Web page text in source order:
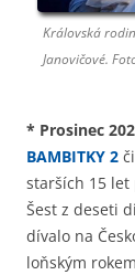
Královská
Janovičové.
* Prosinec
BAMBITKY 2
starších 15 let
Šest z deseti
dívalo na
loňským